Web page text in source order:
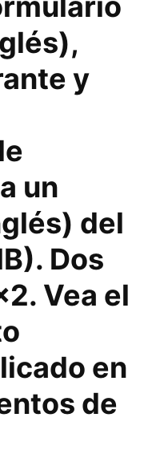
y
un
del
Dos
Vea el
en
de